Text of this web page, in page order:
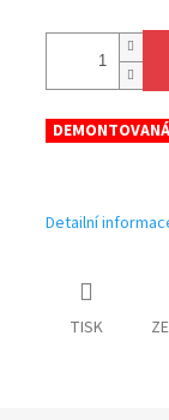
DEMONTOVANÁ
Detailní
TISK